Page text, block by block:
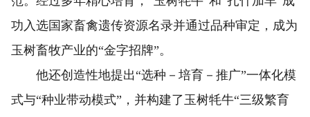
功入选国家畜禽遗传资源名录并通过品种审定，成为
玉树畜牧产业的“金字招牌”。
他还创造性地提出“选种－培育－推广”一体化模
式与“种业带动模式”，并构建了玉树牦牛“三级繁育